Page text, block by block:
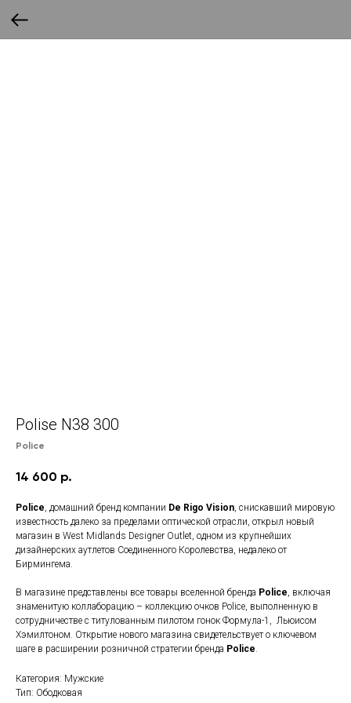
Polise N38 300
Police
14 600 р.
Police , домашний бренд компании De Rigo Vision , снискавший мировую
известность далеко за пределами оптической отрасли, открыл новый
магазин в West Midlands Designer Outlet, одном из крупнейших
дизайнерских аутлетов Соединенного Королевства, недалеко от
Бирмингема.
В магазине представлены все товары вселенной бренда Police , включая
знаменитую коллаборацию – коллекцию очков Police, выполненную в
сотрудничестве с титулованным пилотом гонок Формула-1, Льюисом
Хэмилтоном. Открытие нового магазина свидетельствует о ключевом
шаге в расширении розничной стратегии бренда Police
Категория: Мужские
Тип: Ободковая